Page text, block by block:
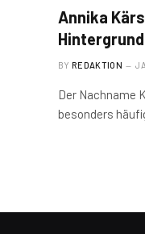
Annika
BY REDAKTION
Der Nachname
besonders